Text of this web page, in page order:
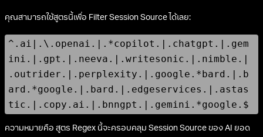
คุณสามารถใช้สูตรนี้เพื่อ Filter Session Source ได้เลย:
^.ai|.\.openai.|.*copilot.|.chatgpt.|.gem
ini.|.gpt.|.neeva.|.writesonic.|.nimble.|
.outrider.|.perplexity.|.google.*bard.|.b
ard.*google.|.bard.|.edgeservices.|.astas
tic.|.copy.ai.|.bnngpt.|.gemini.*google.$
ความหมายคือ สูตร Regex นี้จะครอบคลุม Session Source ของ AI ยอด